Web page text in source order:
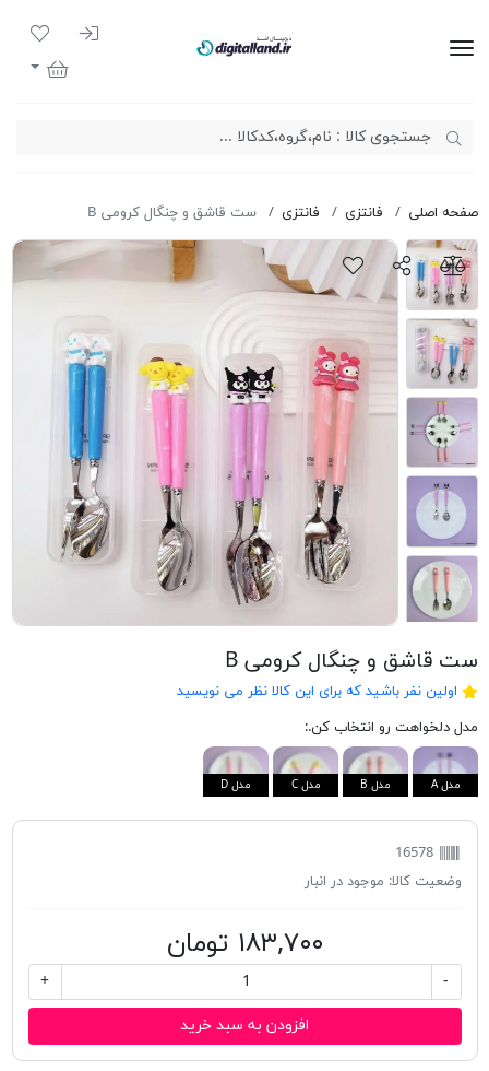
ورود به
لیست
سبد خرید
صفحه اصلی فانتزی فانتزی ست قاشق و چنگال کرومی B
ست قاشق و چنگال کرومی B
اولین نفر باشید که برای این کالا نظر می نویسید
مدل دلخواهت رو انتخاب کن.:
مدل A مدل B مدل C مدل D
16578
وضعیت کالا: موجود در انبار
۱۸۳,۷۰۰ تومان
-
+
افزودن به سبد خرید